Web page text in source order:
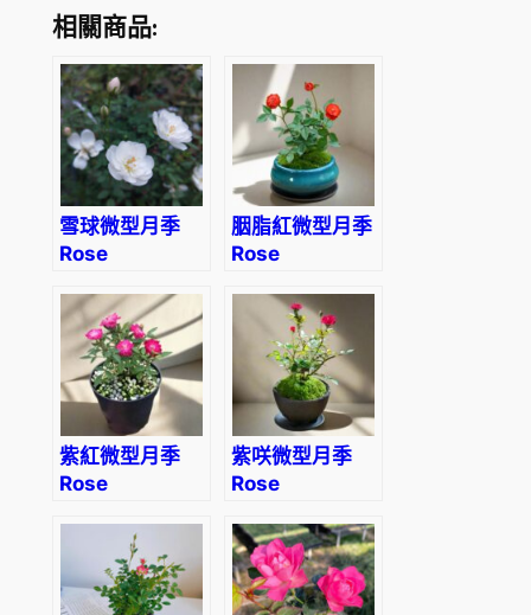
a
u
G
o
d
C
數
相關商品:
雪球微型月季
Rose
‘Snow Ball’
胭脂紅微型月季
Rose
‘Carmine’
紫紅微型月季
Rose
‘Fuchsia’
紫咲微型月季
Rose
‘Zisaki’